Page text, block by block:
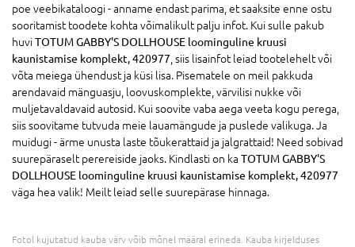
poe veebikataloogi - anname endast parima, et saaksite enne ostu
sooritamist toodete kohta võimalikult palju infot. Kui sulle pakub
huviTOTUM GABBY'S DOLLHOUSE loominguline kruusi
kaunistamise komplekt, 420977, siis lisainfot leiad tootelehelt või
võta meiega ühendust ja küsi lisa. Pisematele on meil pakkuda
arendavaid mänguasju, loovuskomplekte, värvilisi nukke või
muljetavaldavaid autosid. Kui soovite vaba aega veeta kogu perega,
siis soovitame tutvuda meie lauamängude ja puslede valikuga. Ja
muidugi - ärme unusta laste tõukerattaid ja jalgrattaid! Need sobivad
suurepäraselt perereiside jaoks. Kindlasti on ka TOTUM GABBY'S
DOLLHOUSE loominguline kruusi kaunistamise komplekt, 420977
väga hea valik! Meilt leiad selle suurepärase hinnaga.
Fotol kujutatud kauba värv võib mõnel määral erineda. Kauba kirjelduses